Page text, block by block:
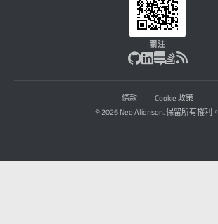
關注
條款 |
Cookie 政策
© 2026 Neo Alienson. 保留所有權利。